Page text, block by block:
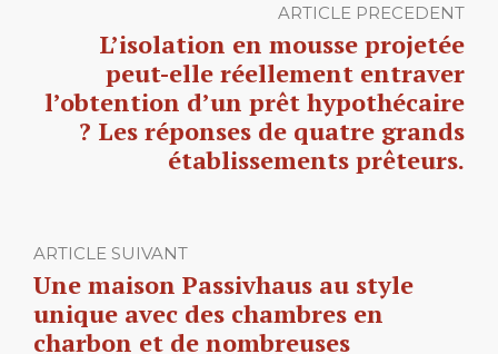
ARTICLE PRECEDENT
L’isolation en mousse projetée
peut-elle réellement entraver
l’obtention d’un prêt hypothécaire
? Les réponses de quatre grands
établissements prêteurs.
ARTICLE SUIVANT
Une maison Passivhaus au style
unique avec des chambres en
charbon et de nombreuses